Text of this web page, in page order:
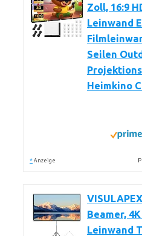
Zoll, 16:9
Leinwand
Seilen
Heimkino
* Anzeige
Beamer,
Leinwand